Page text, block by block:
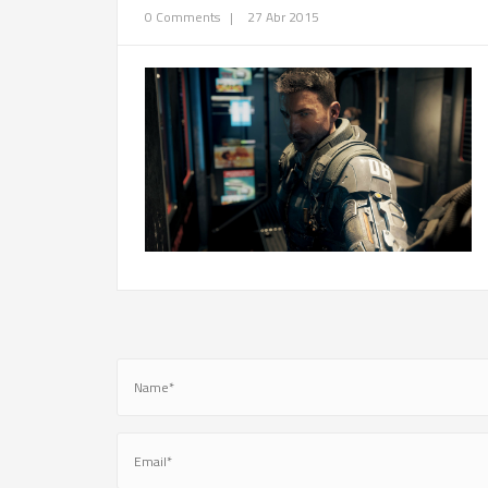
0 Comments | 27 Abr 2015